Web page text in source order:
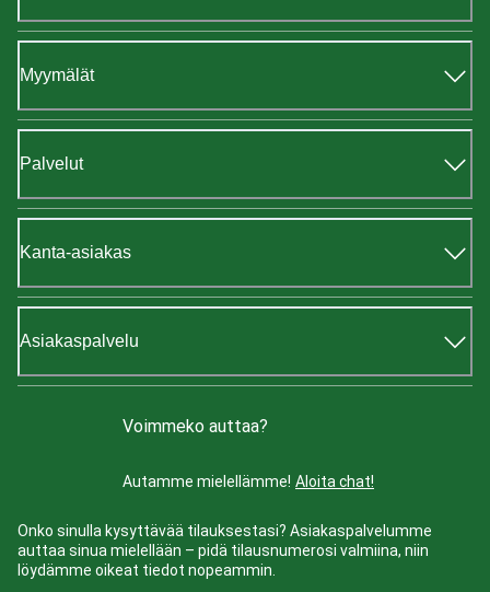
Myymälät
Palvelut
Kanta-asiakas
Asiakaspalvelu
Voimmeko auttaa?
Autamme mielellämme! Aloita chat!
Onko sinulla kysyttävää tilauksestasi? Asiakaspalvelumme
auttaa sinua mielellään – pidä tilausnumerosi valmiina, niin
löydämme oikeat tiedot nopeammin.